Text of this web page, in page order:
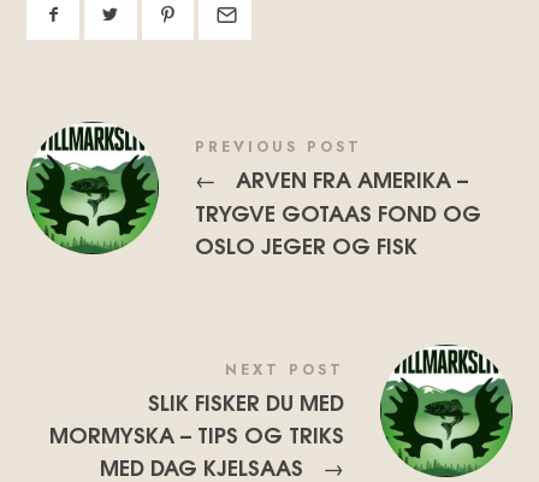
PREVIOUS POST
←
ARVEN FRA AMERIKA –
TRYGVE GOTAAS FOND OG
OSLO JEGER OG FISK
NEXT POST
SLIK FISKER DU MED
MORMYSKA – TIPS OG TRIKS
MED DAG KJELSAAS
→